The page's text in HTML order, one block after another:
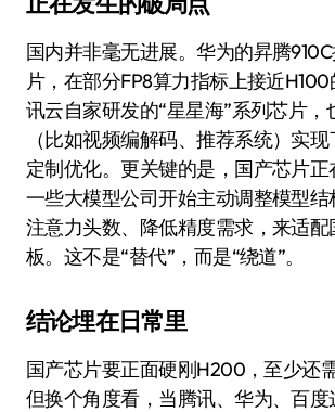
国内并非毫无进展。华为的昇腾
片，在部分FP8算力指标上接近
讯云自家研发的“星星海”系列芯片，
（比如视频编解码、推荐系统）实
定制优化。更关键的是，国产芯片
一些大模型公司开始主动调整模型
注意力头数、降低精度需求，来适
板。这不是“替代”，而是“绕道”。
结论埋在日常里
国产芯片要正面硬刚H200，至少还
但换个角度看，当腾讯、华为、百